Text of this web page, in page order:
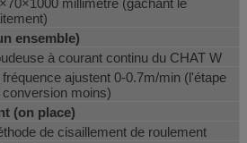
millimètre (gâchant le
ensemble)
à courant continu du CHAT W
fréquence ajustent 0-0.7m/min (l'étape
conversion moins)
(on place)
de cisaillement de roulement